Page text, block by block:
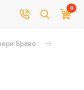
0
Браво